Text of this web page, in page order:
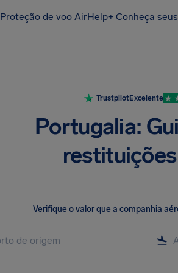
Proteção de voo AirHelp+ Conheça
TrustpilotExcelente
Portugalia:
Verifique o valor que a companhia